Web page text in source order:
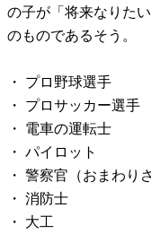
の子が「将来なりた
のものであるそう。
・ プロ野球選手
・ プロサッカー選手
・ 電車の運転士
・ パイロット
・ 警察官（おまわり
・ 消防士
・ 大工